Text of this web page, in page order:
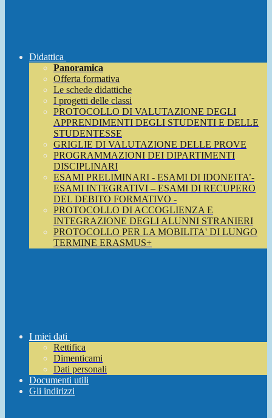
Didattica
Panoramica
Offerta formativa
Le schede didattiche
I progetti delle classi
PROTOCOLLO DI VALUTAZIONE DEGLI
APPRENDIMENTI DEGLI STUDENTI E DELLE
STUDENTESSE
GRIGLIE DI VALUTAZIONE DELLE PROVE
PROGRAMMAZIONI DEI DIPARTIMENTI
DISCIPLINARI
ESAMI PRELIMINARI - ESAMI DI IDONEITA’-
ESAMI INTEGRATIVI – ESAMI DI RECUPERO
DEL DEBITO FORMATIVO -
PROTOCOLLO DI ACCOGLIENZA E
INTEGRAZIONE DEGLI ALUNNI STRANIERI
PROTOCOLLO PER LA MOBILITA' DI LUNGO
TERMINE ERASMUS+
I miei dati
Rettifica
Dimenticami
Dati personali
Documenti utili
Gli indirizzi